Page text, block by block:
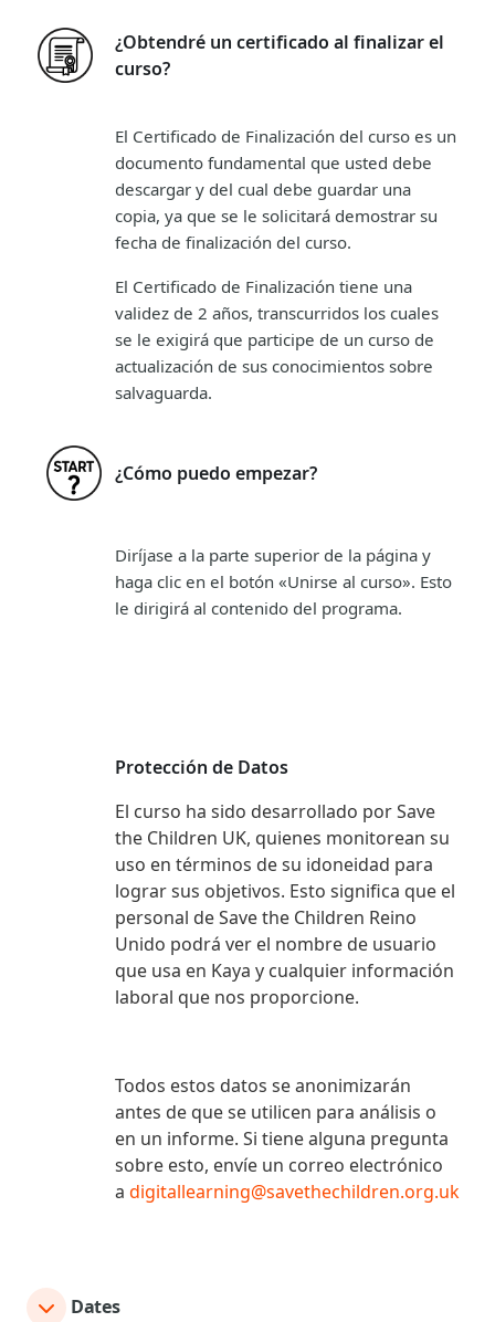
¿Obtendré un certificado al finalizar el
curso?
El Certificado de Finalización del curso es un
documento fundamental que usted debe
descargar y del cual debe guardar una
copia, ya que se le solicitará demostrar su
fecha de finalización del curso.
El Certificado de Finalización tiene una
validez de 2 años, transcurridos los cuales
se le exigirá que participe de un curso de
actualización de sus conocimientos sobre
salvaguarda.
¿Cómo puedo empezar?
Diríjase a la parte superior de la página y
haga clic en el botón «Unirse al curso». Esto
le dirigirá al contenido del programa.
Protección de Datos
El curso ha sido desarrollado por Save
the Children UK, quienes monitorean su
uso en términos de su idoneidad para
lograr sus objetivos. Esto significa que el
personal de Save the Children Reino
Unido podrá ver el nombre de usuario
que usa en Kaya y cualquier información
laboral que nos proporcione.
Todos estos datos se anonimizarán
antes de que se utilicen para análisis o
en un informe. Si tiene alguna pregunta
sobre esto, envíe un correo electrónico
a digitallearning@savethechildren.org.uk
Dates